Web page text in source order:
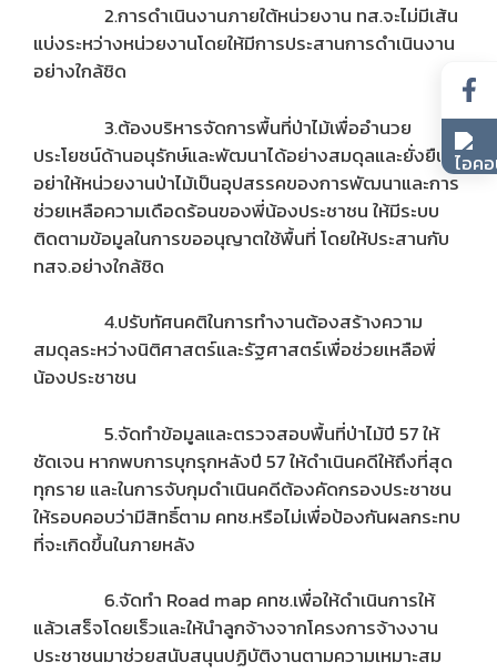
2.การดำเนินงานภายใต้หน่วยงาน ทส.จะไม่มีเส้น
แบ่งระหว่างหน่วยงานโดยให้มีการประสานการดำเนินงาน
อย่างใกล้ชิด
3.ต้องบริหารจัดการพื้นที่ป่าไม้เพื่ออำนวย
ประโยชน์ด้านอนุรักษ์และพัฒนาได้อย่างสมดุลและยั่งยืน
อย่าให้หน่วยงานป่าไม้เป็นอุปสรรคของการพัฒนาและการ
ช่วยเหลือความเดือดร้อนของพี่น้องประชาชน ให้มีระบบ
ติดตามข้อมูลในการขออนุญาตใช้พื้นที่ โดยให้ประสานกับ
ทสจ.อย่างใกล้ชิด
4.ปรับทัศนคติในการทำงานต้องสร้างความ
สมดุลระหว่างนิติศาสตร์และรัฐศาสตร์เพื่อช่วยเหลือพี่
น้องประชาชน
5.จัดทำข้อมูลและตรวจสอบพื้นที่ป่าไม้ปี 57 ให้
ชัดเจน หากพบการบุกรุกหลังปี 57 ให้ดำเนินคดีให้ถึงที่สุด
ทุกราย และในการจับกุมดำเนินคดีต้องคัดกรองประชาชน
ให้รอบคอบว่ามีสิทธิ์ตาม คทช.หรือไม่เพื่อป้องกันผลกระทบ
ที่จะเกิดขึ้นในภายหลัง
6.จัดทำ Road map คทช.เพื่อให้ดำเนินการให้
แล้วเสร็จโดยเร็วและให้นำลูกจ้างจากโครงการจ้างงาน
ประชาชนมาช่วยสนับสนุนปฏิบัติงานตามความเหมาะสม